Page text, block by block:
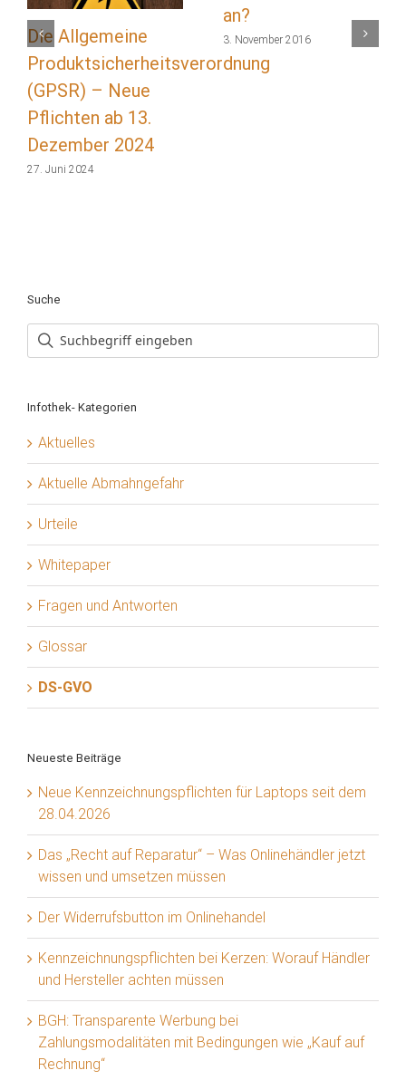
Die Allgemeine
Produktsicherheitsverordnung
(GPSR) – Neue
Pflichten ab 13.
Dezember 2024
27. Juni 2024
an?
3. November 2016
Suche
Infothek- Kategorien
Aktuelles
Aktuelle Abmahngefahr
Urteile
Whitepaper
Fragen und Antworten
Glossar
DS-GVO
Neueste Beiträge
Neue Kennzeichnungspflichten für Laptops seit dem
28.04.2026
Das „Recht auf Reparatur“ – Was Onlinehändler jetzt
wissen und umsetzen müssen
Der Widerrufsbutton im Onlinehandel
Kennzeichnungspflichten bei Kerzen: Worauf Händler
und Hersteller achten müssen
BGH: Transparente Werbung bei
Zahlungsmodalitäten mit Bedingungen wie „Kauf auf
Rechnung“